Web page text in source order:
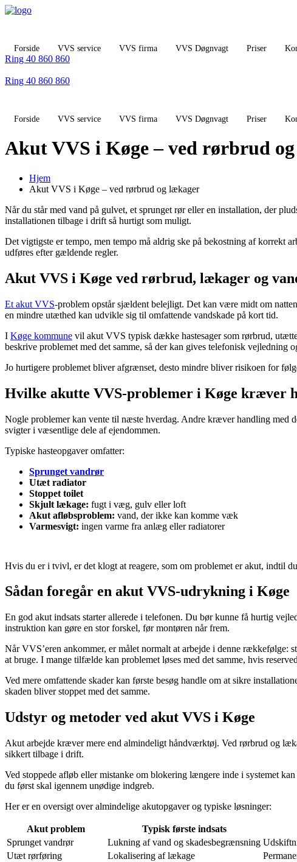
Videre
Forside VVS service VVS firma VVS Døgnvagt Priser
Ring 40 860 860
Ring 40 860 860
Forside VVS service VVS firma VVS Døgnvagt Priser
Akut VVS i Køge – ved rørbrud
Hjem
Akut VVS i Køge – ved rørbrud og lækager
Når du står med vand på gulvet, et sprunget rør eller en installation, der
installationen tilbage i drift så hurtigt som muligt.
Det vigtigste er tempo, men tempo må aldrig ske på bekostning af korrekt
udføres efter gældende regler.
Akut VVS i Køge ved rørbrud, lækager og
Et akut VVS-problem opstår sjældent belejligt. Det kan være midt om
en mindre utæthed kan udvikle sig til omfattende vandskade på kort tid.
I Køge kommune vil akut VVS typisk dække hastesager som rørbrud,
beskrive problemet med det samme, så der kan gives telefonisk vejledning
Jo hurtigere problemet bliver afgrænset, desto mindre bliver risikoen for
Hvilke akutte VVS-problemer i Køge kræver
Nogle problemer kan vente til næste hverdag. Andre kræver handling med
svigter i væsentlige dele af ejendommen.
Typiske hasteopgaver omfatter:
Sprunget vandrør
Utæt radiator
Stoppet toilet
Skjult lækage: fugt i væg, gulv eller loft
Akut afløbsproblem: vand, der ikke kan komme væk
Varmesvigt: ingen varme fra anlæg eller radiatorer
Hvis du er i tvivl, er det klogt at reagere, som om problemet er akut, indtil
Sådan foregår en akut VVS-udrykning i Køge
En god akut indsats starter allerede i telefonen. Du bør kunne få hurtig
instruktion kan gøre en stor forskel, før montøren når frem.
Når VVS’eren ankommer, er målet normalt at arbejde i denne rækkefølge:
at bruge. I mange tilfælde kan problemet løses med det samme, hvis
Ved mere omfattende skader kan første besøg handle om at sikre
skaden bliver stoppet med det samme.
Udstyr og metoder ved akut VVS i Køge
Akut arbejde kræver mere end almindeligt håndværktøj. Ved rørbrud og
sikkert tilbage i drift.
Ved stoppede afløb eller mistanke om blokering længere inde i systemet
du først skal igennem unødige indgreb.
Her er en oversigt over almindelige akutopgaver og typiske løsninger:
Akut problem Typisk første indsats
Sprunget vandrør
Lukning af vand og skadesbegrænsning
Utæt rørføring
Lokalisering af lækage